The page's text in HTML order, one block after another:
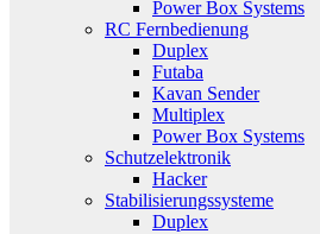
Power Box Systems
RC Fernbedienung
Duplex
Futaba
Kavan Sender
Multiplex
Power Box Systems
Schutzelektronik
Hacker
Stabilisierungssysteme
Duplex